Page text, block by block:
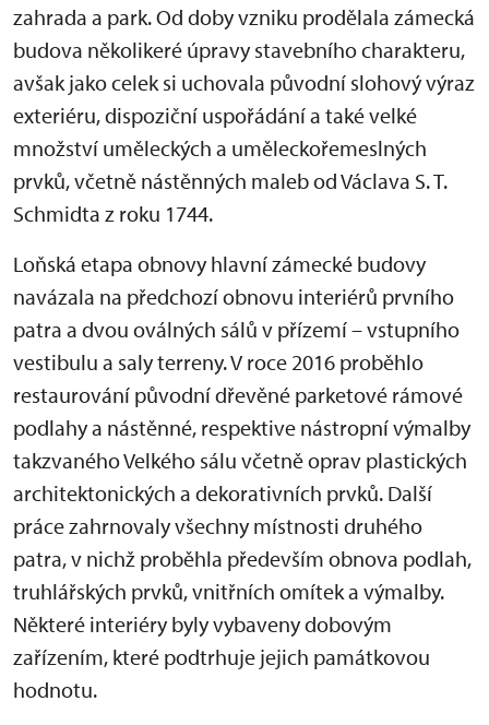
zahrada a park. Od doby vzniku prodělala zámecká
budova několikeré úpravy stavebního charakteru,
avšak jako celek si uchovala původní slohový výraz
exteriéru, dispoziční uspořádání a také velké
množství uměleckých a uměleckořemeslných
prvků, včetně nástěnných maleb od Václava S. T.
Schmidta z roku 1744.
Loňská etapa obnovy hlavní zámecké budovy
navázala na předchozí obnovu interiérů prvního
patra a dvou oválných sálů v přízemí – vstupního
vestibulu a saly terreny. V roce 2016 proběhlo
restaurování původní dřevěné parketové rámové
podlahy a nástěnné, respektive nástropní výmalby
takzvaného Velkého sálu včetně oprav plastických
architektonických a dekorativních prvků. Další
práce zahrnovaly všechny místnosti druhého
patra, v nichž proběhla především obnova podlah,
truhlářských prvků, vnitřních omítek a výmalby.
Některé interiéry byly vybaveny dobovým
zařízením, které podtrhuje jejich památkovou
hodnotu.